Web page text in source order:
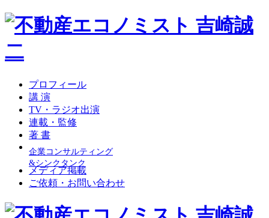
プロフィール
講 演
TV・ラジオ出演
連載・監修
著 書
企業コンサルティング
&シンクタンク
メディア掲載
ご依頼・お問い合わせ